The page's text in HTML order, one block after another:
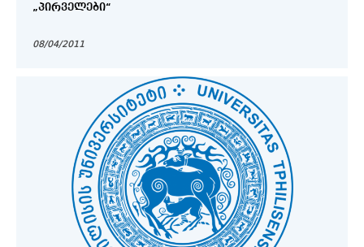
„ᲞᲘᲠᲕᲔᲚᲔᲑᲘ“
08/04/2011